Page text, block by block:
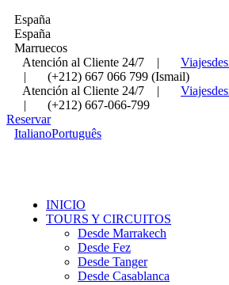
España
España
Marruecos
Atención al Cliente 24/7
|
|
(+212) 667 066 799 (Ismail)
Atención al Cliente 24/7
|
|
(+212) 667-066-799
Reservar
ItalianoPortuguês
INICIO
TOURS Y CIRCUITOS
Desde Marrakech
Desde Fez
Desde Tanger
Desde Casablanca